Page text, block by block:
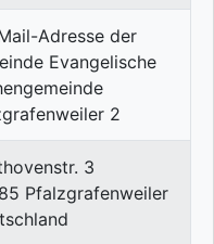
3
Pfalzgrafenweiler